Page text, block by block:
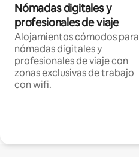
Nómadas digitales y
profesionales de viaje
Alojamientos cómodos para
nómadas digitales y
profesionales de viaje con
zonas exclusivas de trabajo
con wifi.